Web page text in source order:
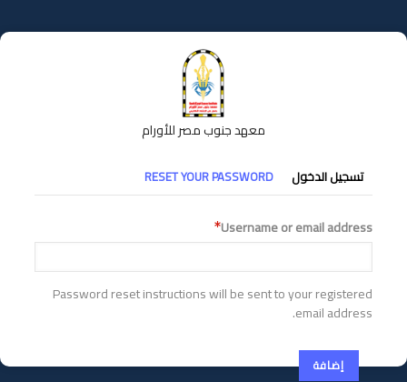
إلى
المحتوى
معهد جنوب مصر للأورام
التبويبات
الأساسية
تسجيل الدخول RESET YOUR PASSWORD
Username or email address
Password reset instructions will be sent to your registered
email address.